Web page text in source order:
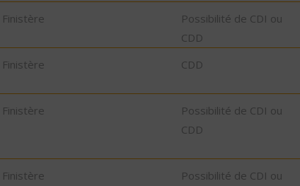
Possibilité de CDI ou
CDD
CDD
Possibilité de CDI ou
CDD
Possibilité de CDI ou